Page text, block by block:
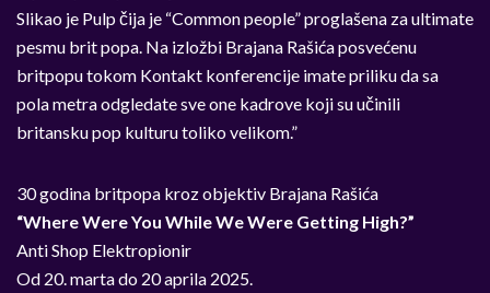
Slikao je Pulp čija je “Common people” proglašena za ultimate
pesmu brit popa. Na izložbi Brajana Rašića posvećenu
britpopu tokom Kontakt konferencije imate priliku da sa
pola metra odgledate sve one kadrove koji su učinili
britansku pop kulturu toliko velikom.”
30 godina britpopa kroz objektiv Brajana Rašića
“Where Were You While We Were Getting High?”
Anti Shop Elektropionir
Od 20. marta do 20 aprila 2025.